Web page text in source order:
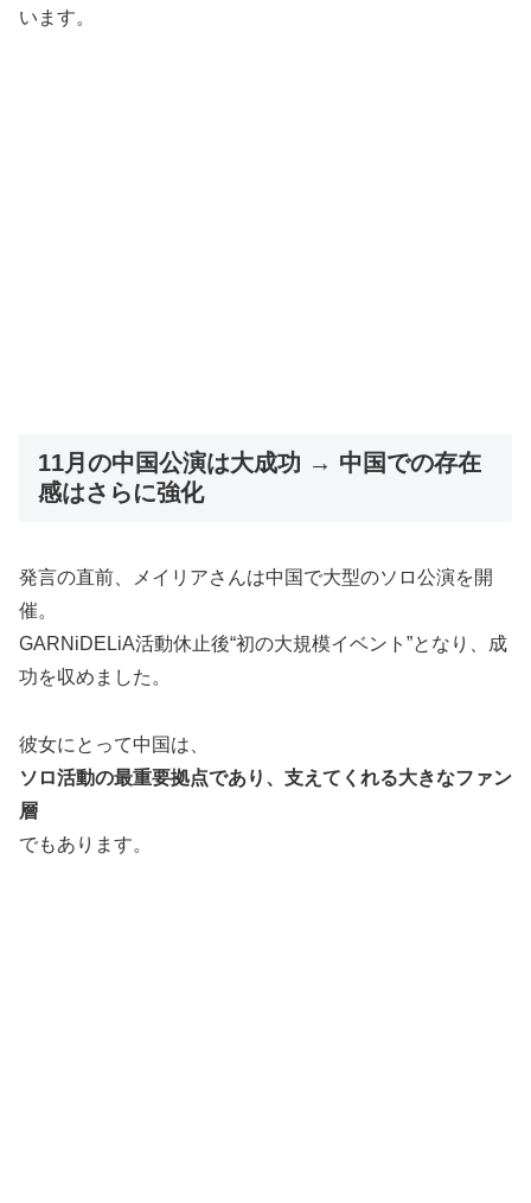
います。
11月の中国公演は大成功 → 中国での存在
感はさらに強化
発言の直前、メイリアさんは中国で大型のソロ公演を開
催。
GARNiDELiA活動休止後“初の大規模イベント”となり、成
功を収めました。
彼女にとって中国は、
ソロ活動の最重要拠点であり、支えてくれる大きなファン
層
でもあります。